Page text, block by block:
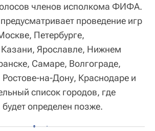
членов исполкома ФИФА.
проведение игр
Петербурге,
Ярославле, Нижнем
Самаре, Волгограде,
Ростове-на-Дону, Краснодаре и
список городов, где
определен позже.